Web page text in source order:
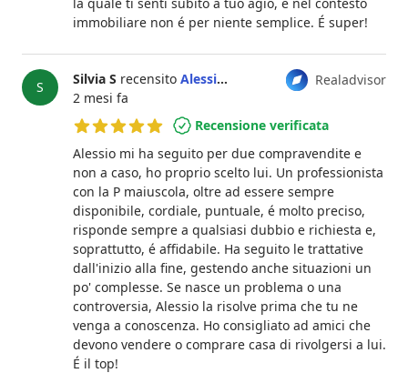
immobiliare non é per niente semplice. É super!
S Realadvisor
Silvia S recensito Alessio Turchi
2 mesi fa
Recensione verificata
5 su 5 stelle
Alessio mi ha seguito per due compravendite e
non a caso, ho proprio scelto lui. Un professionista
con la P maiuscola, oltre ad essere sempre
disponibile, cordiale, puntuale, é molto preciso,
risponde sempre a qualsiasi dubbio e richiesta e,
soprattutto, é affidabile. Ha seguito le trattative
dall'inizio alla fine, gestendo anche situazioni un
po' complesse. Se nasce un problema o una
controversia, Alessio la risolve prima che tu ne
venga a conoscenza. Ho consigliato ad amici che
devono vendere o comprare casa di rivolgersi a lui.
É il top!